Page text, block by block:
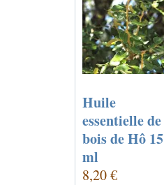
Huile
essentielle de
bois de Hô 15
ml
8,20 €